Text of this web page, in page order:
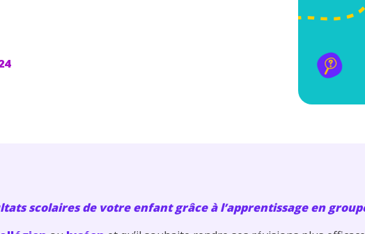
scolaires de votre enfant grâce à l’apprentissage en